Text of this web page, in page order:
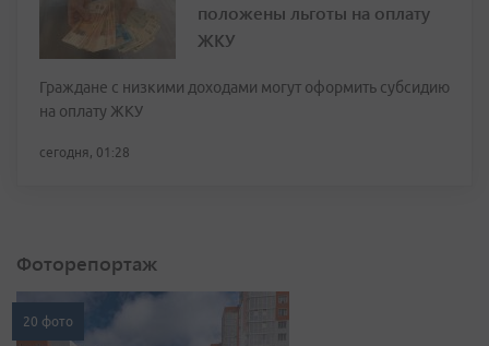
положены льготы на оплату
ЖКУ
Граждане с низкими доходами могут оформить субсидию
на оплату ЖКУ
сегодня, 01:28
Фоторепортаж
20 фото